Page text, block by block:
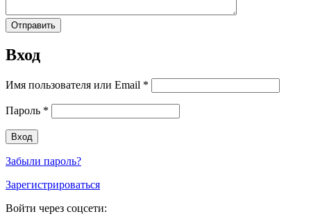
Вход
Имя пользователя или Email *
Пароль *
Забыли пароль?
Зарегистрироваться
Войти через соцсети: